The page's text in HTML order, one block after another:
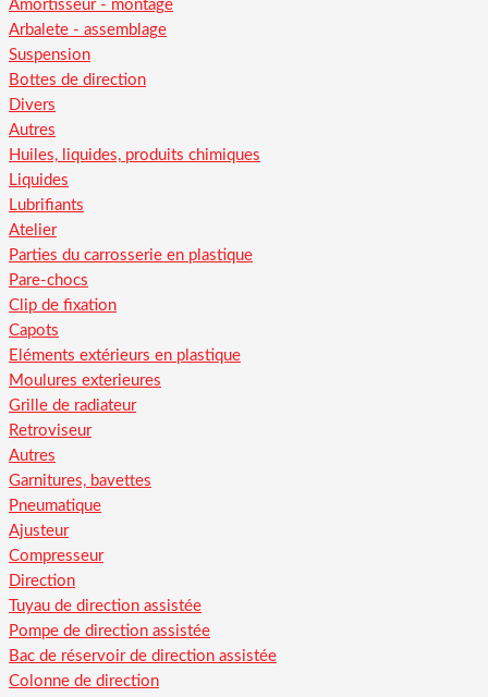
Amortisseur - montage
Arbalete - assemblage
Suspension
Bottes de direction
Divers
Autres
Huiles, liquides, produits chimiques
Liquides
Lubrifiants
Atelier
Parties du carrosserie en plastique
Pare-chocs
Clip de fixation
Capots
Eléments extérieurs en plastique
Moulures exterieures
Grille de radiateur
Retroviseur
Autres
Garnitures, bavettes
Pneumatique
Ajusteur
Compresseur
Direction
Tuyau de direction assistée
Pompe de direction assistée
Bac de réservoir de direction assistée
Colonne de direction